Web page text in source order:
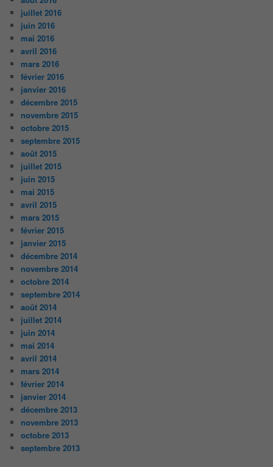
juillet 2016
juin 2016
mai 2016
avril 2016
mars 2016
février 2016
janvier 2016
décembre 2015
novembre 2015
octobre 2015
septembre 2015
août 2015
juillet 2015
juin 2015
mai 2015
avril 2015
mars 2015
février 2015
janvier 2015
décembre 2014
novembre 2014
octobre 2014
septembre 2014
août 2014
juillet 2014
juin 2014
mai 2014
avril 2014
mars 2014
février 2014
janvier 2014
décembre 2013
novembre 2013
octobre 2013
septembre 2013